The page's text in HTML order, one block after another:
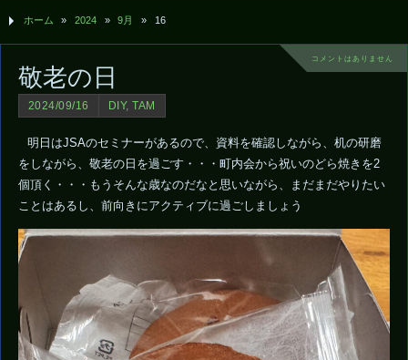
ホーム » 2024 » 9月 » 16
コメントはありません
敬老の日
2024/09/16 DIY,TAM
明日はJSAのセミナーがあるので、資料を確認しながら、机の研磨
をしながら、敬老の日を過ごす・・・町内会から祝いのどら焼きを2
個頂く・・・もうそんな歳なのだなと思いながら、まだまだやりたい
ことはあるし、前向きにアクティブに過ごしましょう